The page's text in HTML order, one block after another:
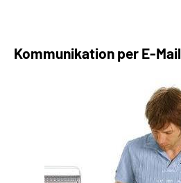
Kommunikation per E-Mail